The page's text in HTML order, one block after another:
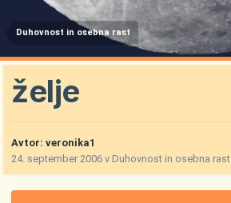
Duhovnost in osebna rast
želje
Avtor:veronika1
24. september 2006 vDuhovnost in osebna rast